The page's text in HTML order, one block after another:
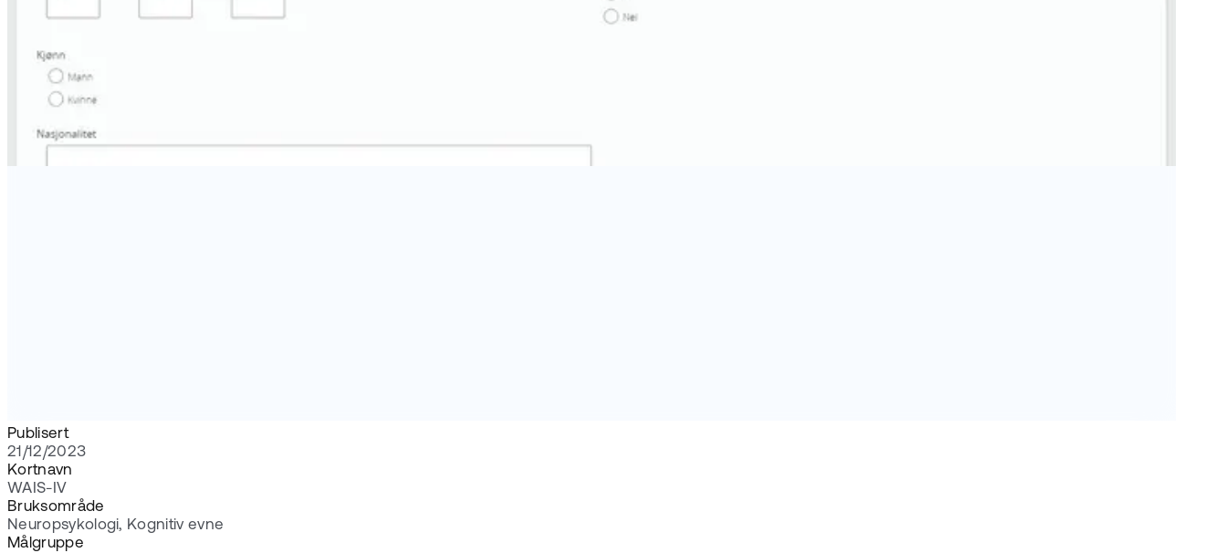
Publisert
21/12/2023
Kortnavn
WAIS-IV
Bruksområde
Neuropsykologi, Kognitiv evne
Målgruppe